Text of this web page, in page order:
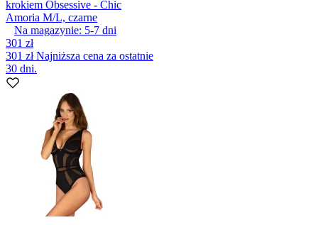
krokiem Obsessive - Chic
Amoria M/L, czarne
Na magazynie: 5-7 dni
301 zł
301 złNajniższa cena za ostatnie
30 dni.